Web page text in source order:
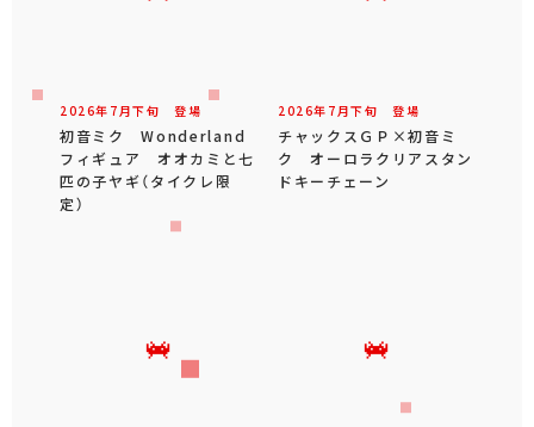
2026年 7 月下旬 登場
初音ミク Wonderland
フィギュア オオカミと七
匹の子ヤギ（タイクレ限
定）
2026年 7 月下旬 登場
チャックスＧＰ×初音ミ
ク オーロラクリアスタン
ドキーチェーン